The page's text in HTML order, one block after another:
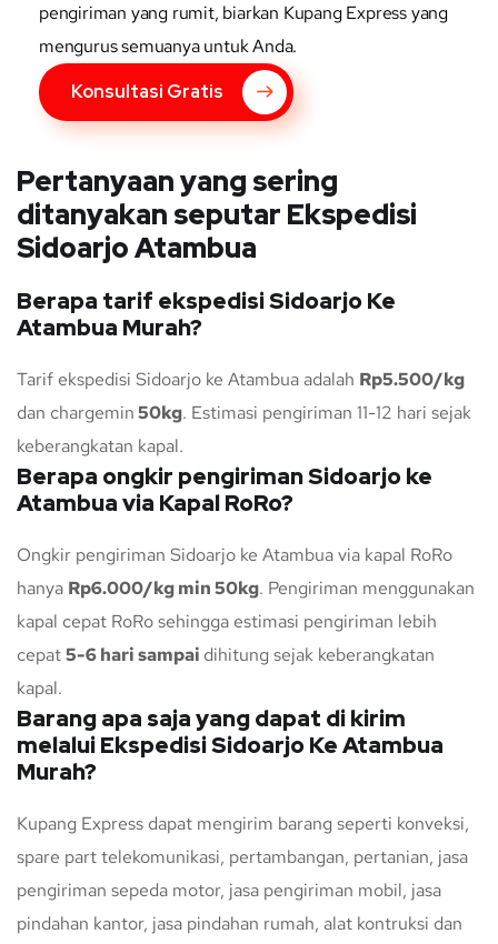
pengiriman yang rumit, biarkan Kupang Express yang
mengurus semuanya untuk Anda.
Konsultasi Gratis
Pertanyaan yang sering
ditanyakan seputar Ekspedisi
Sidoarjo Atambua
Berapa tarif ekspedisi Sidoarjo Ke
Atambua Murah?
Tarif ekspedisi Sidoarjo ke Atambua adalah Rp5.500/kg
dan chargemin50kg. Estimasi pengiriman 11-12 hari sejak
keberangkatan kapal.
Berapa ongkir pengiriman Sidoarjo ke
Atambua via Kapal RoRo?
Ongkir pengiriman Sidoarjo ke Atambua via kapal RoRo
hanya Rp6.000/kg min 50kg. Pengiriman menggunakan
kapal cepat RoRo sehingga estimasi pengiriman lebih
cepat5-6 hari sampai dihitung sejak keberangkatan
kapal.
Barang apa saja yang dapat di kirim
melalui Ekspedisi Sidoarjo Ke Atambua
Murah?
Kupang Express dapat mengirim barang seperti konveksi,
spare part telekomunikasi, pertambangan, pertanian, jasa
pengiriman sepeda motor, jasa pengiriman mobil, jasa
pindahan kantor, jasa pindahan rumah, alat kontruksi dan